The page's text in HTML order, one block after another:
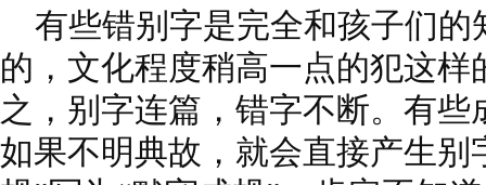
有些错别字是完全和孩子们的
的，文化程度稍高一点的犯这样
之，别字连篇，错字不断。有
如果不明典故，就会直接产生别